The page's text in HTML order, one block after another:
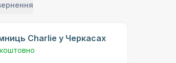
Charlie у Черкасах